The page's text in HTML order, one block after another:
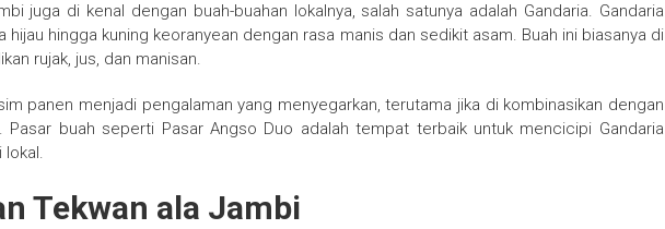
juga di kenal dengan buah-buahan lokalnya, salah satunya adalah Gandaria. Gandaria
hijau hingga kuning keoranyean dengan rasa manis dan sedikit asam. Buah ini biasanya di
rujak, jus, dan manisan.
panen menjadi pengalaman yang menyegarkan, terutama jika di kombinasikan dengan
Pasar buah seperti Pasar Angso Duo adalah tempat terbaik untuk mencicipi Gandaria
lokal.
Tekwan ala Jambi